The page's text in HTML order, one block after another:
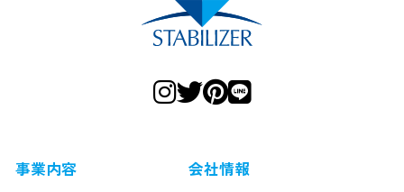
事業内容 会社情報